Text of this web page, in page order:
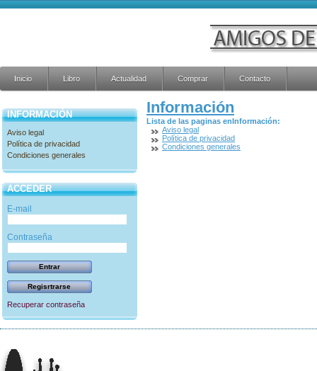
Inicio Libro Actualidad Comprar Contacto
INFORMACIÓN
Aviso legal
Política de privacidad
Condiciones generales
ACCEDER
E-mail
Contraseña
Recuperar contraseña
Información
Lista de las paginas enInformación:
Aviso legal
Política de privacidad
Condiciones generales